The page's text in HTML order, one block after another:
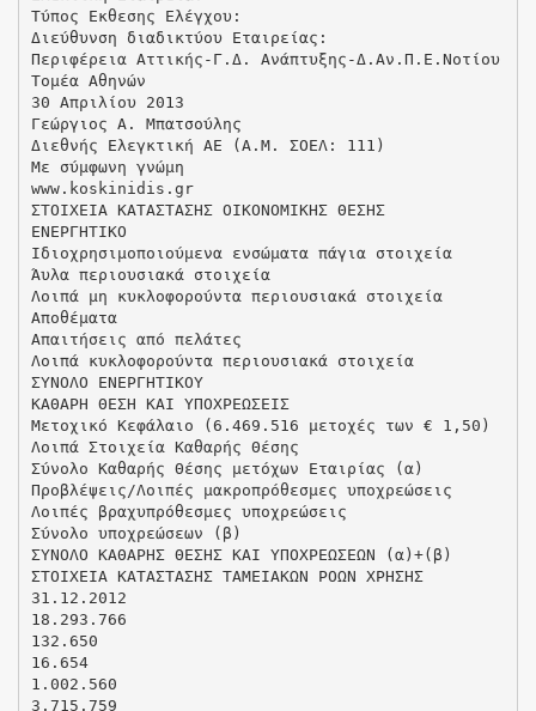
Τύπος Εκθεσης Ελέγχου:
Διεύθυνση διαδικτύου Εταιρείας:
Περιφέρεια Αττικής-Γ.Δ. Ανάπτυξης-Δ.Αν.Π.Ε.Νοτίου
Τομέα Αθηνών
30 Απριλίου 2013
Γεώργιος Α. Μπατσούλης
Διεθνής Ελεγκτική ΑΕ (Α.Μ. ΣΟΕΛ: 111)
Με σύμφωνη γνώμη
www.koskinidis.gr
ΣΤΟΙΧΕΙΑ ΚΑΤΑΣΤΑΣΗΣ ΟΙΚΟΝΟΜΙΚΗΣ ΘΕΣΗΣ
ΕΝΕΡΓΗΤΙΚΟ
Ιδιοχρησιμοποιούμενα ενσώματα πάγια στοιχεία
Άυλα περιουσιακά στοιχεία
Λοιπά μη κυκλοφορούντα περιουσιακά στοιχεία
Αποθέματα
Απαιτήσεις από πελάτες
Λοιπά κυκλοφορούντα περιουσιακά στοιχεία
ΣΥΝΟΛΟ ΕΝΕΡΓΗΤΙΚΟΥ
ΚΑΘΑΡΗ ΘΕΣΗ ΚΑΙ ΥΠΟΧΡΕΩΣΕΙΣ
Μετοχικό Κεφάλαιο (6.469.516 μετοχές των € 1,50)
Λοιπά Στοιχεία Καθαρής Θέσης
Σύνολο Καθαρής Θέσης μετόχων Εταιρίας (α)
Προβλέψεις/Λοιπές μακροπρόθεσμες υποχρεώσεις
Λοιπές βραχυπρόθεσμες υποχρεώσεις
Σύνολο υποχρεώσεων (β)
ΣΥΝΟΛΟ ΚΑΘΑΡΗΣ ΘΕΣΗΣ ΚΑΙ ΥΠΟΧΡΕΩΣΕΩΝ (α)+(β)
ΣΤΟΙΧΕΙΑ ΚΑΤΑΣΤΑΣΗΣ ΤΑΜΕΙΑΚΩΝ ΡΟΩΝ ΧΡΗΣΗΣ
31.12.2012
18.293.766
132.650
16.654
1.002.560
3.715.759